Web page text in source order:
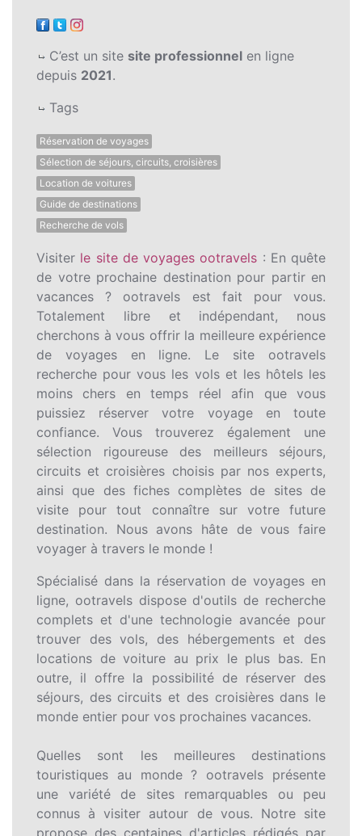
C’est un site site professionnel en ligne
depuis 2021.
Tags
Réservation de voyages
Sélection de séjours, circuits, croisières
Location de voitures
Guide de destinations
Recherche de vols
Visiter le site de voyages ootravels : En quête
de votre prochaine destination pour partir en
vacances ? ootravels est fait pour vous.
Totalement libre et indépendant, nous
cherchons à vous offrir la meilleure expérience
de voyages en ligne. Le site ootravels
recherche pour vous les vols et les hôtels les
moins chers en temps réel afin que vous
puissiez réserver votre voyage en toute
confiance. Vous trouverez également une
sélection rigoureuse des meilleurs séjours,
circuits et croisières choisis par nos experts,
ainsi que des fiches complètes de sites de
visite pour tout connaître sur votre future
destination. Nous avons hâte de vous faire
voyager à travers le monde !
Spécialisé dans la réservation de voyages en
ligne, ootravels dispose d'outils de recherche
complets et d'une technologie avancée pour
trouver des vols, des hébergements et des
locations de voiture au prix le plus bas. En
outre, il offre la possibilité de réserver des
séjours, des circuits et des croisières dans le
monde entier pour vos prochaines vacances.
Quelles sont les meilleures destinations
touristiques au monde ? ootravels présente
une variété de sites remarquables ou peu
connus à visiter autour de vous. Notre site
propose des centaines d'articles rédigés par